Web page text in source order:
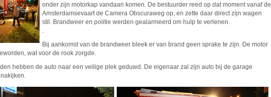
onder zijn motorkap vandaan komen. De bestuurder reed op dat moment vanaf de
Amsterdamsevaart de Camera Obscuraweg op, en zette daar direct zijn wagen
stil. Brandweer en politie werden gealarmeerd om hulp te verlenen.
.
Bij aankomst van de brandweer bleek er van brand geen sprake te zijn. De motor
wat voor de rook zorgde.
hebben de auto naar een veilige plek geduwd. De eigenaar zal zijn auto bij de garage